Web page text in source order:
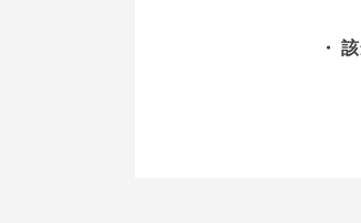
・